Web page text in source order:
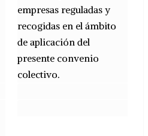
empresas reguladas y
recogidas en el ámbito
de aplicación del
presente convenio
colectivo.